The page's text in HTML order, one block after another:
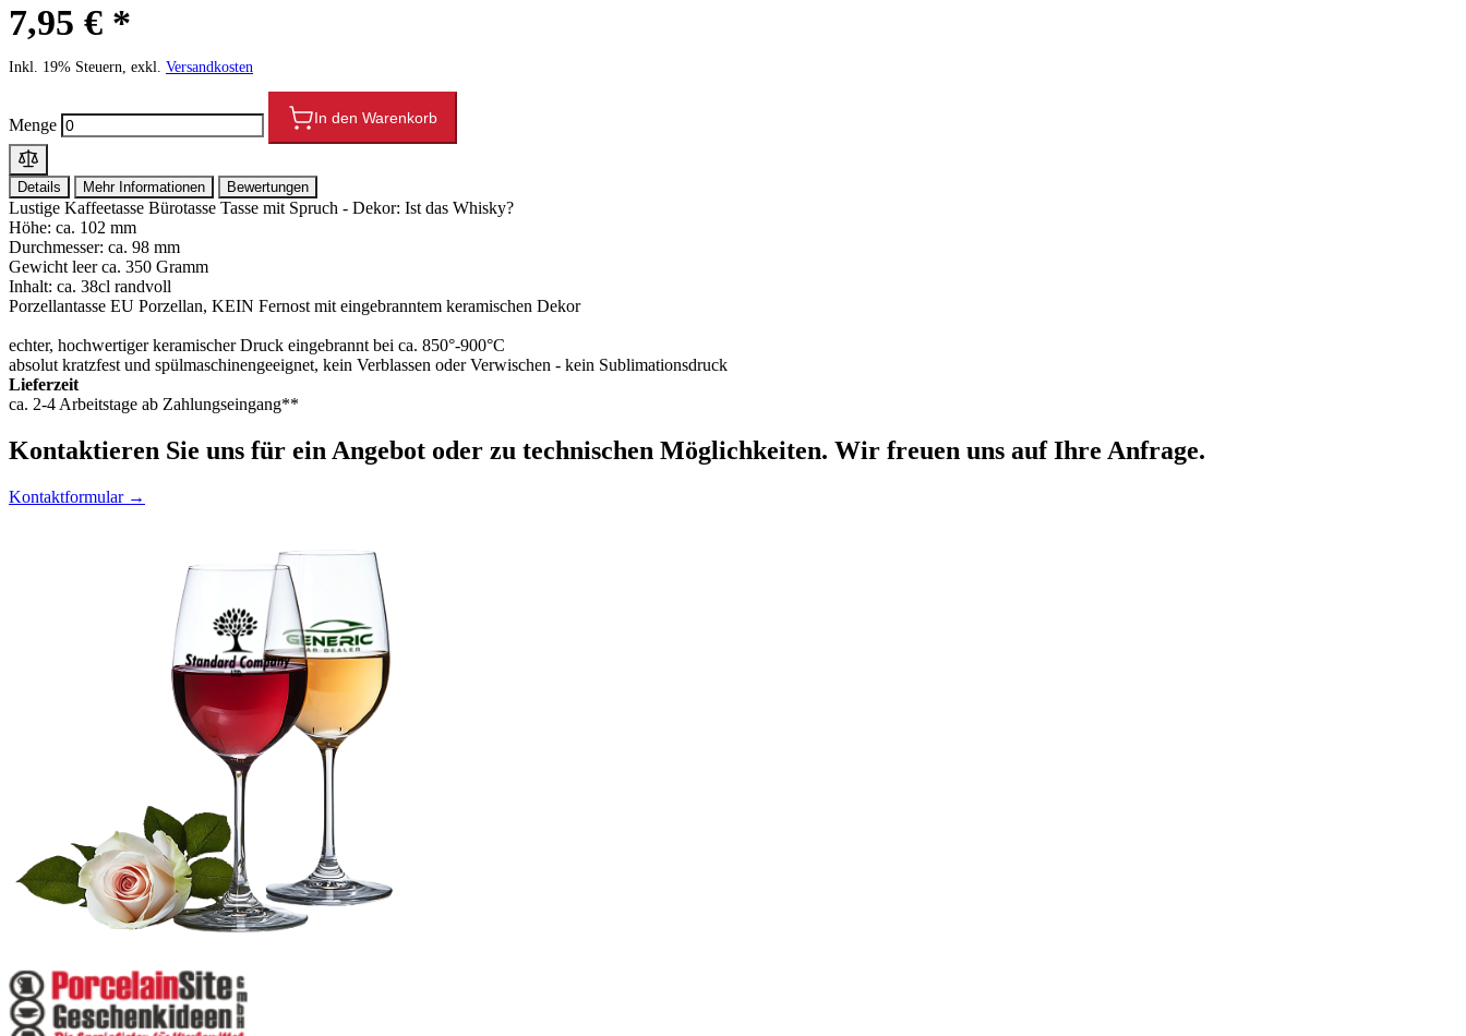
7,95 € *
Inkl. 19% Steuern, exkl. Versandkosten
Menge In den Warenkorb
Details Mehr Informationen Bewertungen
Lustige Kaffeetasse Bürotasse Tasse mit Spruch - Dekor: Ist das Whisky?
Höhe: ca. 102 mm
Durchmesser: ca. 98 mm
Gewicht leer ca. 350 Gramm
Inhalt: ca. 38cl randvoll
Porzellantasse EU Porzellan, KEIN Fernost mit eingebranntem keramischen Dekor
echter, hochwertiger keramischer Druck eingebrannt bei ca. 850°-900°C
absolut kratzfest und spülmaschinengeeignet, kein Verblassen oder Verwischen - kein Sublimationsdruck
Lieferzeit
ca. 2-4 Arbeitstage ab Zahlungseingang**
Kontaktieren Sie uns für ein Angebot oder zu technischen Möglichkeiten. Wir freuen uns auf Ihre Anfrage.
Kontaktformular →